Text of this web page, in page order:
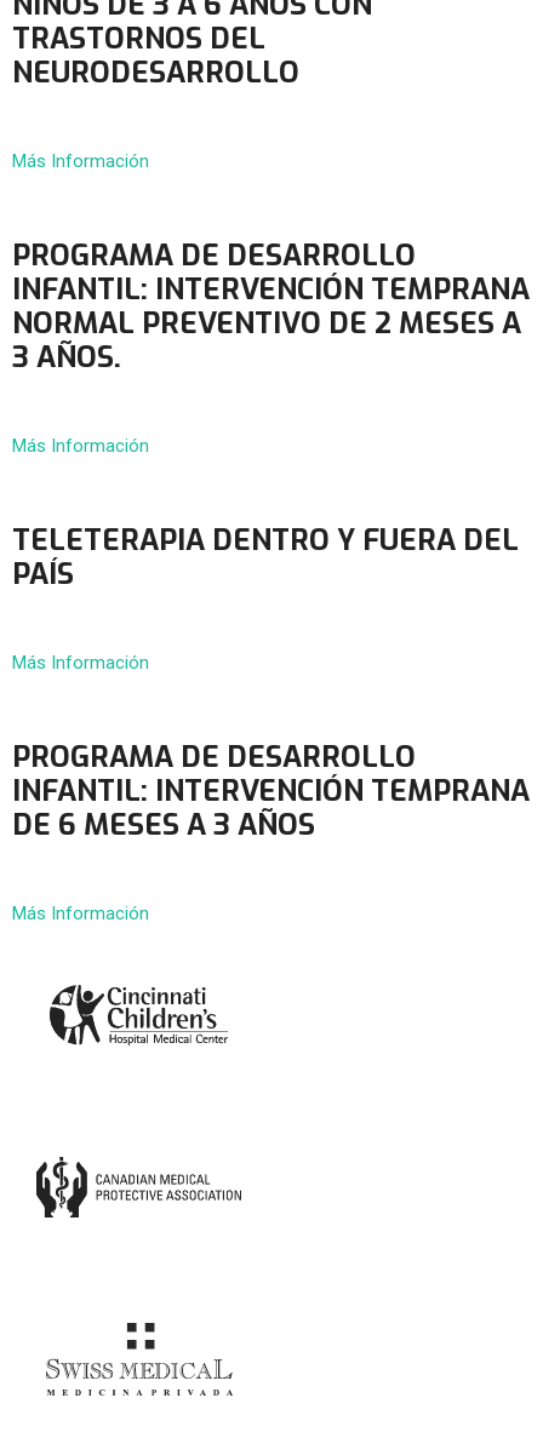
TRASTORNOS DEL
NEURODESARROLLO
Más Información
PROGRAMA DE DESARROLLO
INFANTIL: INTERVENCIÓN TEMPRANA
NORMAL PREVENTIVO DE 2 MESES A
3 AÑOS.
Más Información
TELETERAPIA DENTRO Y FUERA DEL
PAÍS
Más Información
PROGRAMA DE DESARROLLO
INFANTIL: INTERVENCIÓN TEMPRANA
DE 6 MESES A 3 AÑOS
Más Información